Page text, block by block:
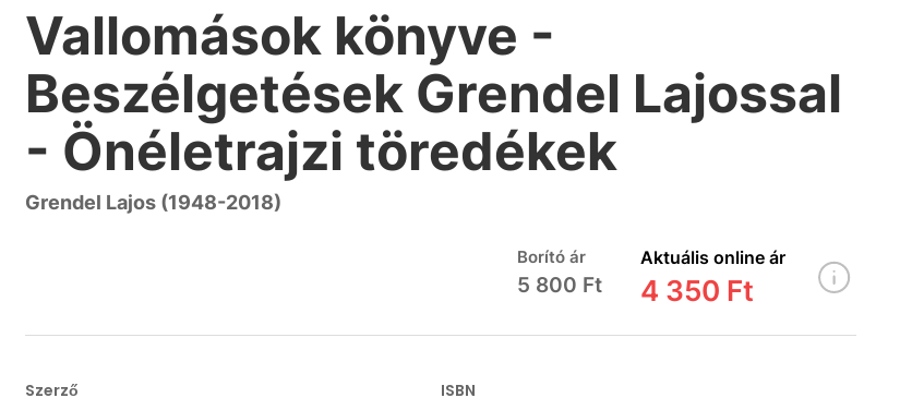
Vallomások könyve -
Beszélgetések Grendel Lajossal
- Önéletrajzi töredékek
Grendel Lajos (1948-2018)
Borító ár
5 800 Ft
Aktuális online ár
4 350 Ft
Szerző ISBN